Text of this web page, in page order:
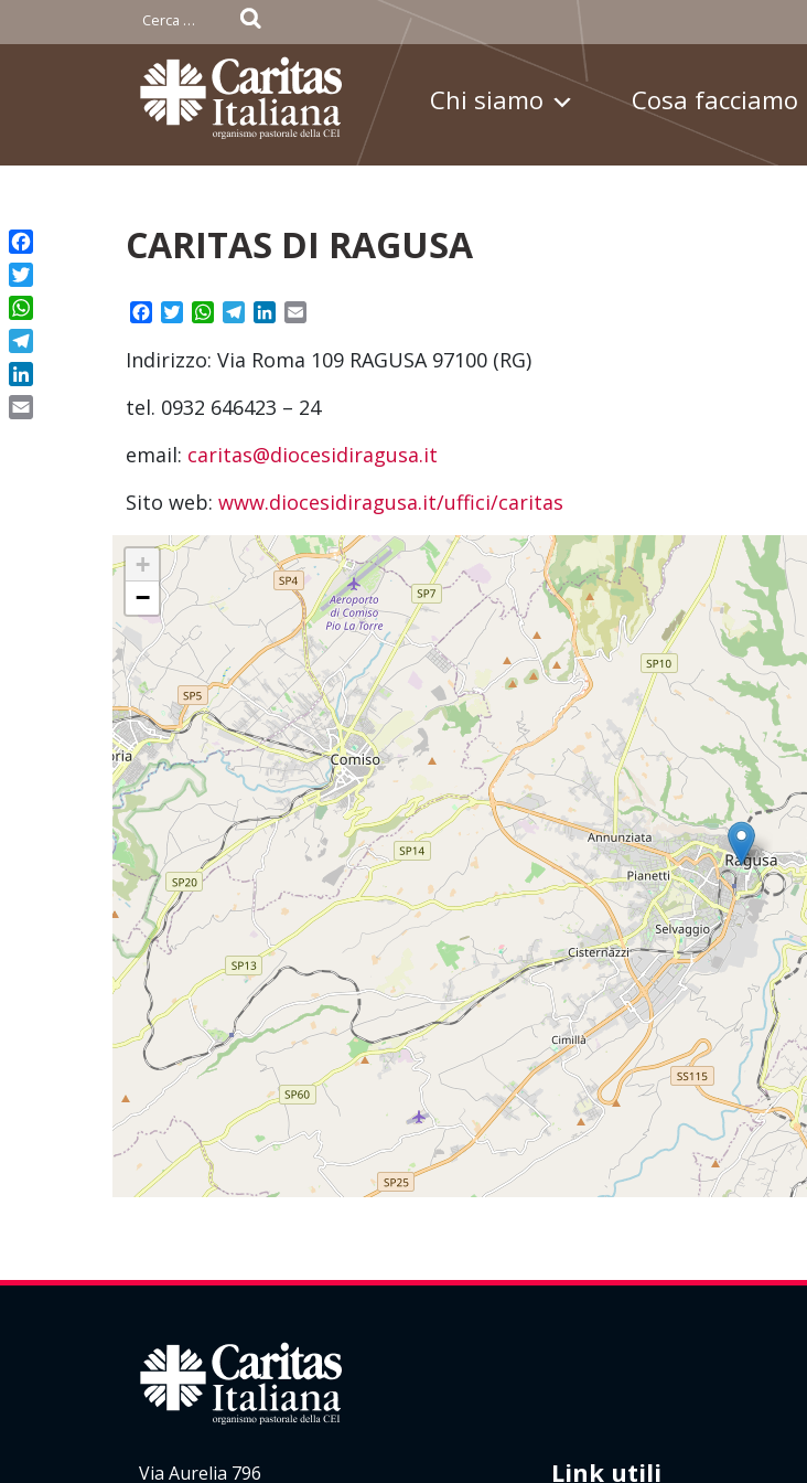
Skip
to
content
Ricerca
per:
Chi siamo Cosa facciamo
CARITAS DI RAGUSA
Facebook
TwitterWhatsApp
TelegramLinkedIn
Indirizzo: Via Roma 109 RAGUSA 97100 (RG)
tel. 0932 646423 – 24
email: caritas@diocesidiragusa.it
Sito web: www.diocesidiragusa.it/uffici/caritas
+
−
Via Aurelia 796
Link utili
Facebook
Twitter
WhatsApp
Telegram
LinkedIn